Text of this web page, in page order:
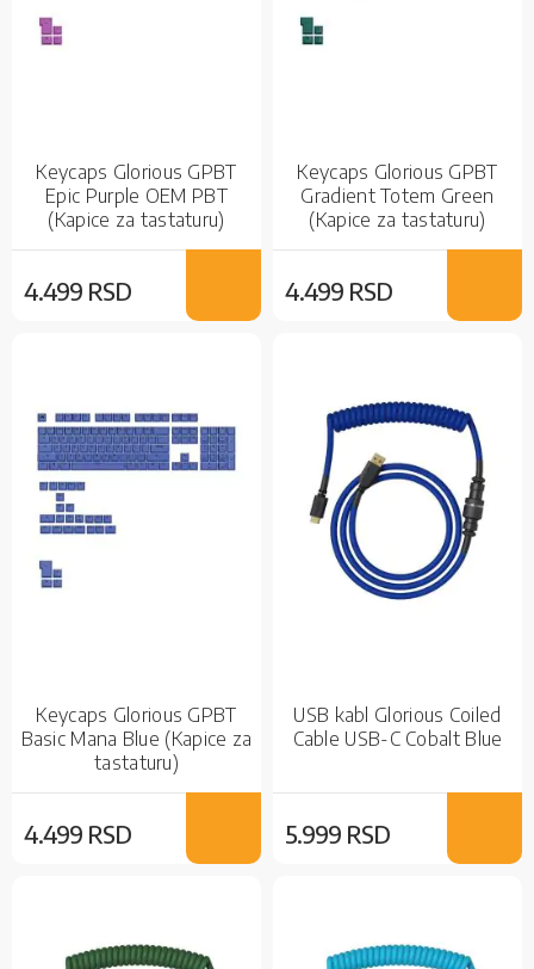
Keycaps Glorious GPBT
Epic Purple OEM PBT
(Kapice za tastaturu)
4.499 RSD
Keycaps Glorious GPBT
Gradient Totem Green
(Kapice za tastaturu)
4.499 RSD
Keycaps Glorious GPBT
Basic Mana Blue (Kapice za
tastaturu)
4.499 RSD
USB kabl Glorious Coiled
Cable USB-C Cobalt Blue
5.999 RSD